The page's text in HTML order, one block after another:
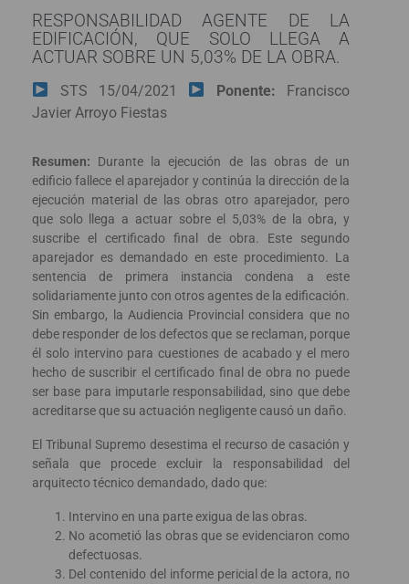
RESPONSABILIDAD AGENTE DE LA
EDIFICACIÓN, QUE SOLO LLEGA A
ACTUAR SOBRE UN 5,03% DE LA OBRA.
STS 15/04/2021 Ponente: Francisco
Javier Arroyo Fiestas
Resumen: Durante la ejecución de las obras de un
edificio fallece el aparejador y continúa la dirección de la
ejecución material de las obras otro aparejador, pero
que solo llega a actuar sobre el 5,03% de la obra, y
suscribe el certificado final de obra. Este segundo
aparejador es demandado en este procedimiento. La
sentencia de primera instancia condena a este
solidariamente junto con otros agentes de la edificación.
Sin embargo, la Audiencia Provincial considera que no
debe responder de los defectos que se reclaman, porque
él solo intervino para cuestiones de acabado y el mero
hecho de suscribir el certificado final de obra no puede
ser base para imputarle responsabilidad, sino que debe
acreditarse que su actuación negligente causó un daño.
El Tribunal Supremo desestima el recurso de casación y
señala que procede excluir la responsabilidad del
arquitecto técnico demandado, dado que:
Intervino en una parte exigua de las obras.
No acometió las obras que se evidenciaron como
defectuosas.
Del contenido del informe pericial de la actora, no